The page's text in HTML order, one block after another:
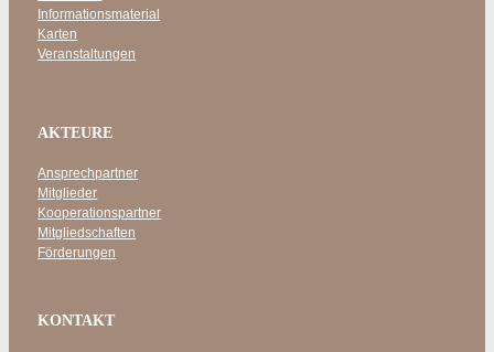
Informationsmaterial
Karten
Veranstaltungen
AKTEURE
Ansprechpartner
Mitglieder
Kooperationspartner
Mitgliedschaften
Förderungen
KONTAKT